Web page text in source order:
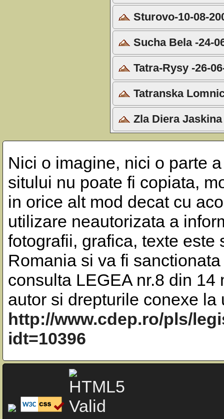
Sturovo-10-08-
Sucha Bela -24-
Tatra-Rysy -26-
Tatranska
Zla Diera Jaskina
Nici o imagine, nici o parte
sitului nu poate fi copiata,
in orice alt mod decat cu
utilizare neautorizata a
fotografii, grafica, texte
Romania si va fi
consulta LEGEA nr.8 din
autor si drepturile conexe la
http://www.cdep.ro/pls/
idt=10396